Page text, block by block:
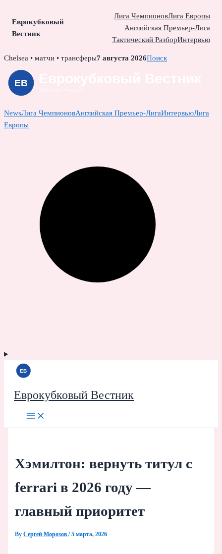
Еврокубковый
Вестник
Лига ЧемпионовЛига Европы
Английская Премьер-Лига
Тактический РазборИнтервью
Skip
content
Chelsea • матчи • трансферы7 августа 2026Поиск
NewsЛига ЧемпионовАнглийская Премьер-ЛигаИнтервьюЛига
Европы
Еврокубковый Вестник
Хэмилтон: вернуть титул с
ferrari в 2026 году —
главный приоритет
ByСергей Морозов/5 марта, 2026